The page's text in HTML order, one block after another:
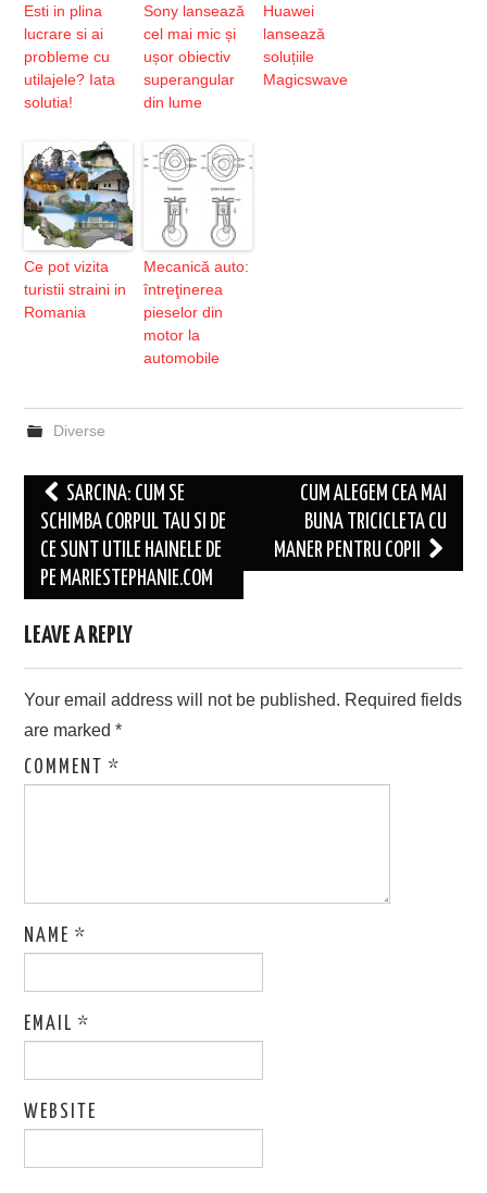
Esti in plina
lucrare si ai
probleme cu
utilajele? Iata
solutia!
Sony lansează
cel mai mic și
ușor obiectiv
superangular
din lume
Huawei
lansează
soluțiile
Magicswave
Ce pot vizita
turistii straini in
Romania
Mecanică auto:
întreţinerea
pieselor din
motor la
automobile
Diverse
Post
navigation
SARCINA: CUM SE
SCHIMBA CORPUL TAU SI DE
CE SUNT UTILE HAINELE DE
PE MARIESTEPHANIE.COM
CUM ALEGEM CEA MAI
BUNA TRICICLETA CU
MANER PENTRU COPII
LEAVE A REPLY
Your email address will not be published. Required fields
are marked*
COMMENT*
NAME*
EMAIL*
WEBSITE